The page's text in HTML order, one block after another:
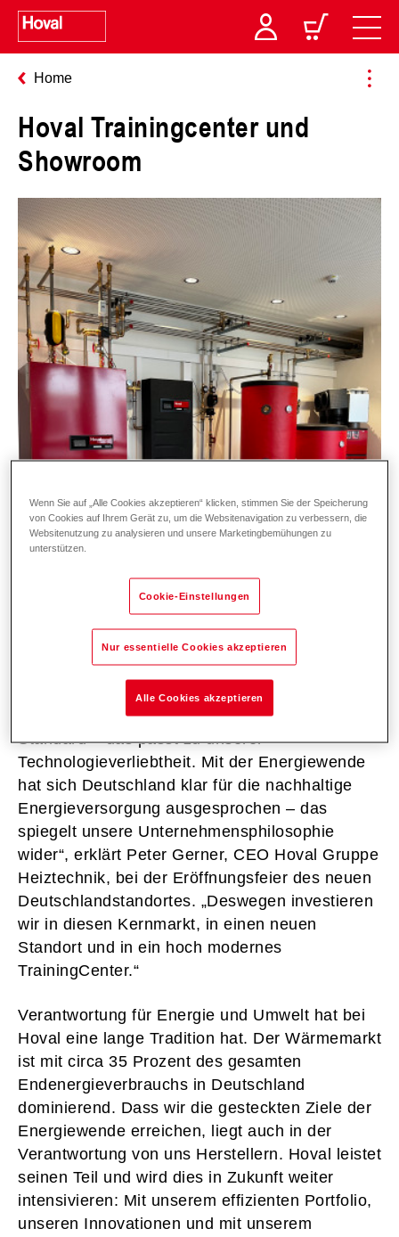
Home
Hoval Trainingcenter und
Showroom
„Deutschland hat einen sehr hohen technischen
Standard – das passt zu unserer
Technologieverliebtheit. Mit der Energiewende
hat sich Deutschland klar für die nachhaltige
Energieversorgung ausgesprochen – das
spiegelt unsere Unternehmensphilosophie
wider“, erklärt Peter Gerner, CEO Hoval Gruppe
Heiztechnik, bei der Eröffnungsfeier des neuen
Deutschlandstandortes. „Deswegen investieren
wir in diesen Kernmarkt, in einen neuen
Standort und in ein hoch modernes
TrainingCenter.“
Verantwortung für Energie und Umwelt hat bei
Hoval eine lange Tradition hat. Der Wärmemarkt
ist mit circa 35 Prozent des gesamten
Endenergieverbrauchs in Deutschland
dominierend. Dass wir die gesteckten Ziele der
Energiewende erreichen, liegt auch in der
Verantwortung von uns Herstellern. Hoval leistet
seinen Teil und wird dies in Zukunft weiter
intensivieren: Mit unserem effizienten Portfolio,
unseren Innovationen und mit unserem
Wenn Sie auf „Alle Cookies akzeptieren“ klicken, stimmen Sie der Speicherung
von Cookies auf Ihrem Gerät zu, um die Websitenavigation zu verbessern, die
Websitenutzung zu analysieren und unsere Marketingbemühungen zu
unterstützen.
Cookie-Einstellungen
Nur essentielle Cookies akzeptieren
Alle Cookies akzeptieren